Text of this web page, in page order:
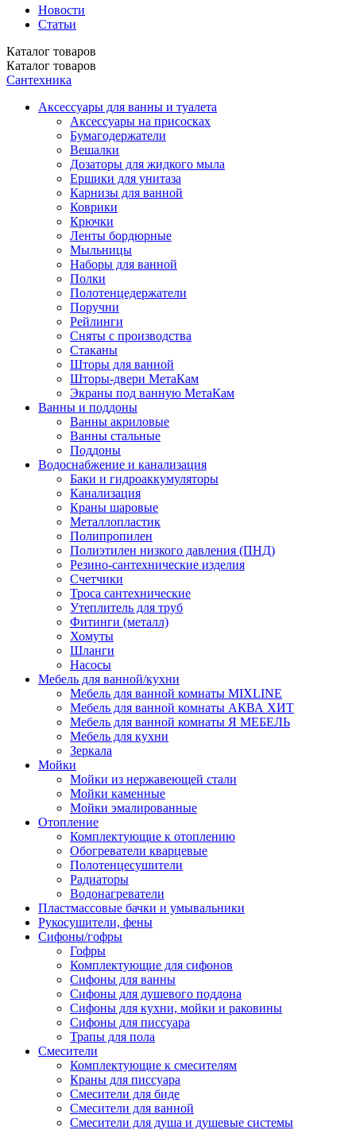
Новости
Статьи
Каталог товаров
Каталог товаров
Сантехника
Аксессуары для ванны и туалета
Аксессуары на присосках
Бумагодержатели
Вешалки
Дозаторы для жидкого мыла
Ершики для унитаза
Карнизы для ванной
Коврики
Крючки
Ленты бордюрные
Мыльницы
Наборы для ванной
Полки
Полотенцедержатели
Поручни
Рейлинги
Сняты с производства
Стаканы
Шторы для ванной
Шторы-двери МетаКам
Экраны под ванную МетаКам
Ванны и поддоны
Ванны акриловые
Ванны стальные
Поддоны
Водоснабжение и канализация
Баки и гидроаккумуляторы
Канализация
Краны шаровые
Металлопластик
Полипропилен
Полиэтилен низкого давления (ПНД)
Резино-сантехнические изделия
Счетчики
Троса сантехнические
Утеплитель для труб
Фитинги (металл)
Хомуты
Шланги
Насосы
Мебель для ванной/кухни
Мебель для ванной комнаты MIXLINE
Мебель для ванной комнаты АКВА ХИТ
Мебель для ванной комнаты Я МЕБЕЛЬ
Мебель для кухни
Зеркала
Мойки
Мойки из нержавеющей стали
Мойки каменные
Мойки эмалированные
Отопление
Комплектующие к отоплению
Обогреватели кварцевые
Полотенцесушители
Радиаторы
Водонагреватели
Пластмассовые бачки и умывальники
Рукосушители, фены
Сифоны/гофры
Гофры
Комплектующие для сифонов
Сифоны для ванны
Сифоны для душевого поддона
Сифоны для кухни, мойки и раковины
Сифоны для писсуара
Трапы для пола
Смесители
Комплектующие к смесителям
Краны для писсуара
Смесители для биде
Смесители для ванной
Смесители для душа и душевые системы